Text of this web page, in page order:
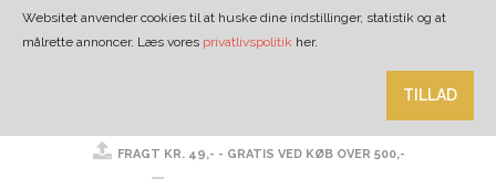
Websitet anvender cookies til at huske dine indstillinger, statistik og at
målrette annoncer. Læs vores privatlivspolitik her.
TILLAD
FRAGT KR. 49,- - GRATIS VED KØB OVER 500,-